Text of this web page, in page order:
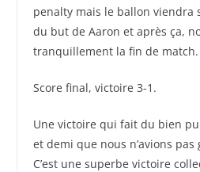
penalty mais le ballon viendra
du but de Aaron et après ça,
tranquillement la fin de match.
Score final, victoire 3-1.
Une victoire qui fait du bien
et demi que nous n’avions pas
C’est une superbe victoire